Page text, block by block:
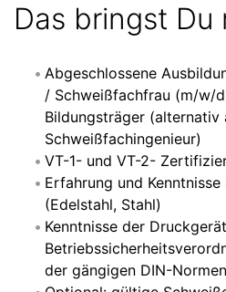
Das bringst Du
Abgeschlossene
/ Schweißfachfrau (m/w/
Bildungsträger (alternativ
Schweißfachingenieur)
VT-1- und VT-2-
Erfahrung und
(Edelstahl, Stahl)
Kenntnisse der
der gängigen DIN-